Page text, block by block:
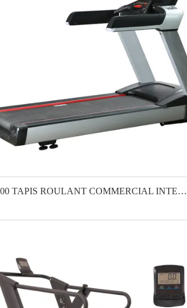
HC-9000 TAPIS ROULANT COMMERCIAL INTENSIF